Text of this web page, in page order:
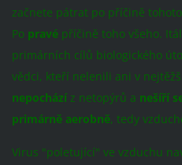
začnete pátrat po příčině
Po pravépříčině toho všeho.
primárních cílů biologického
vědci, kteří nelenili ani v
nepochází z netopýrů a nešíří
primárně aerobně, tedy
Virus "poletující" ve vzduchu